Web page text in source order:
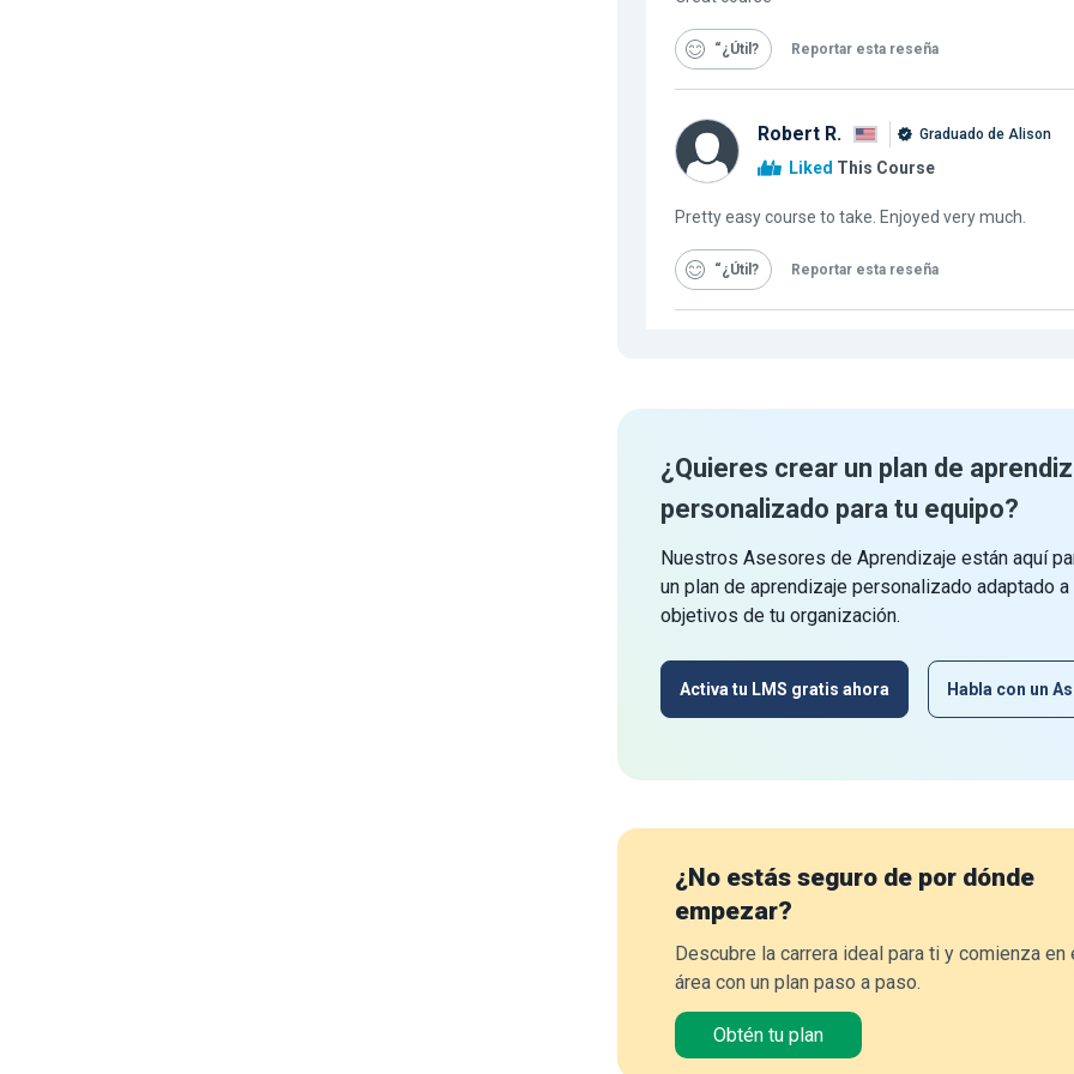
“¿Útil Reportar esta reseña
Robert R. Graduado de Alison
Liked This Course
Pretty easy course to take. Enjoyed very much.
“¿Útil Reportar esta reseña
¿Quieres crear un plan de
personalizado para tu equipo?
Nuestros Asesores de Aprendizaje están aquí
un plan de aprendizaje personalizado adaptado
objetivos de tu organización.
Activa tu LMS gratis ahora Habla con un
¿No estás seguro de por dónde
empezar?
Descubre la carrera ideal para ti y comienza en
área con un plan paso a paso.
Obtén tu plan